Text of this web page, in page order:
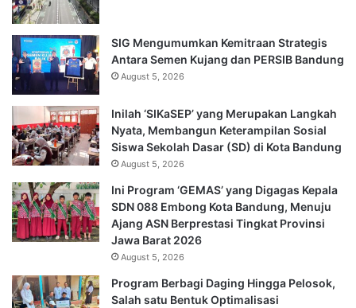
SIG Mengumumkan Kemitraan Strategis
Antara Semen Kujang dan PERSIB Bandung
August 5, 2026
Inilah ‘SIKaSEP’ yang Merupakan Langkah
Nyata, Membangun Keterampilan Sosial
Siswa Sekolah Dasar (SD) di Kota Bandung
August 5, 2026
Ini Program ‘GEMAS’ yang Digagas Kepala
SDN 088 Embong Kota Bandung, Menuju
Ajang ASN Berprestasi Tingkat Provinsi
Jawa Barat 2026
August 5, 2026
Program Berbagi Daging Hingga Pelosok,
Salah satu Bentuk Optimalisasi